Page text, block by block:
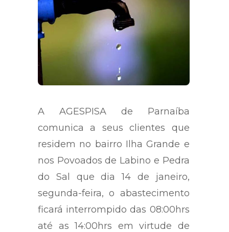
A AGESPISA de Parnaíba
comunica a seus clientes que
residem no bairro Ilha Grande e
nos Povoados de Labino e Pedra
do Sal que dia 14 de janeiro,
segunda-feira, o abastecimento
ficará interrompido das 08:00hrs
até as 14:00hrs em virtude de